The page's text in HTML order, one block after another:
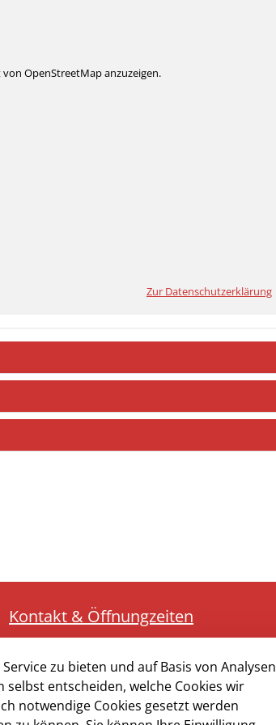
OpenStreetMap anzuzeigen.
Zur Datenschutzerklärung
Kontakt & Öffnungzeiten
Impressum
Datenschutz
zu bieten und auf Basis von Analysen
entscheiden, welche Cookies wir
notwendige Cookies gesetzt werden